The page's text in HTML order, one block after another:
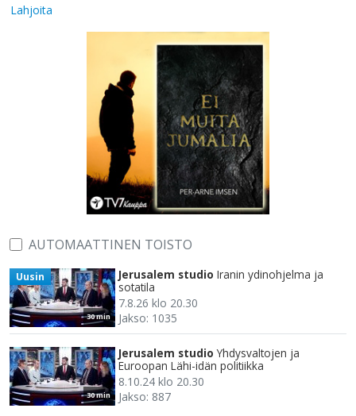
Lahjoita
AUTOMAATTINEN TOISTO
30 min
Uusin Jerusalem studio Iranin ydinohjelma ja
sotatila
7.8.26 klo 20.30
Jakso: 1035
30 min
Jerusalem studio Yhdysvaltojen ja
Euroopan Lähi-idän politiikka
8.10.24 klo 20.30
Jakso: 887